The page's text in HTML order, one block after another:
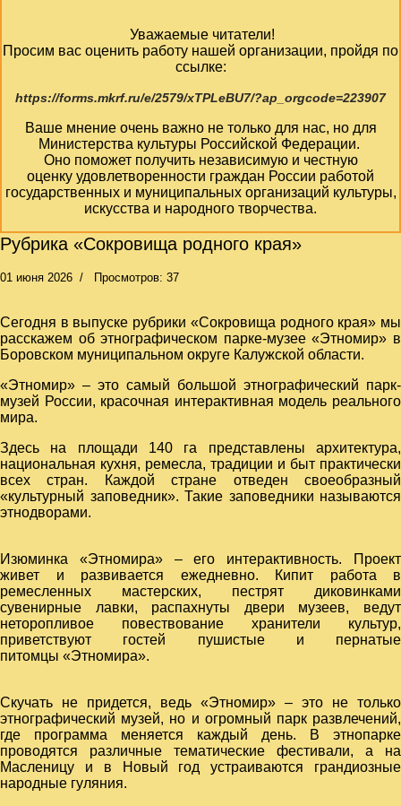
Уважаемые читатели!
Просим вас оценить работу нашей организации, пройдя по
ссылке:
https://forms.mkrf.ru/e/2579/xTPLeBU7/?ap_orgcode=223907
Ваше мнение очень важно не только для нас, но для
Министерства культуры Российской Федерации.
Оно поможет получить независимую и честную
оценку удовлетворенности граждан России работой
государственных и муниципальных организаций культуры,
искусства и народного творчества.
Рубрика «Сокровища родного края»
01 июня 2026 Просмотров: 37
Сегодня в выпуске рубрики «Сокровища родного края» мы
расскажем об этнографическом парке‑музее «Этномир» в
Боровском муниципальном округе Калужской области.
«Этномир» – это самый большой этнографический парк-
музей России, красочная интерактивная модель реального
мира.
Здесь на площади 140 га представлены архитектура,
национальная кухня, ремесла, традиции и быт практически
всех стран. Каждой стране отведен своеобразный
«культурный заповедник». Такие заповедники называются
этнодворами.
Изюминка «Этномира» – его интерактивность. Проект
живет и развивается ежедневно. Кипит работа в
ремесленных мастерских, пестрят диковинками
сувенирные лавки, распахнуты двери музеев, ведут
неторопливое повествование хранители культур,
приветствуют гостей пушистые и пернатые
питомцы «Этномира».
Скучать не придется, ведь «Этномир» – это не только
этнографический музей, но и огромный парк развлечений,
где программа меняется каждый день. В этнопарке
проводятся различные тематические фестивали, а на
Масленицу и в Новый год устраиваются грандиозные
народные гуляния.